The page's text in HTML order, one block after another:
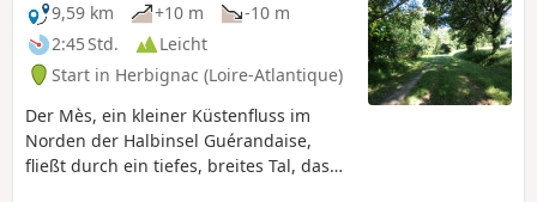
9,59 km
+10 m
-10 m
2:45 Std.
Leicht
Start in Herbignac (Loire-Atlantique)
Der Mès, ein kleiner Küstenfluss im
Norden der Halbinsel Guérandaise,
fließt durch ein tiefes, breites Tal, das